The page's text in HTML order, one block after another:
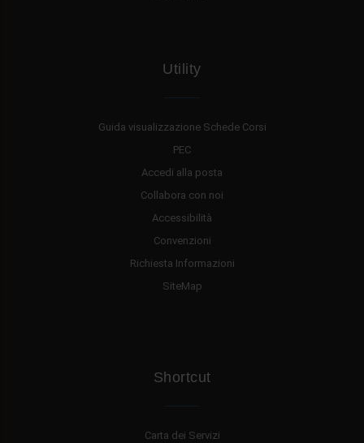
Utility
Guida visualizzazione Schede Corsi
PEC
Accedi alla posta
Collabora con noi
Accessibilità
Convenzioni
Richiesta Informazioni
SiteMap
Shortcut
Carta dei Servizi